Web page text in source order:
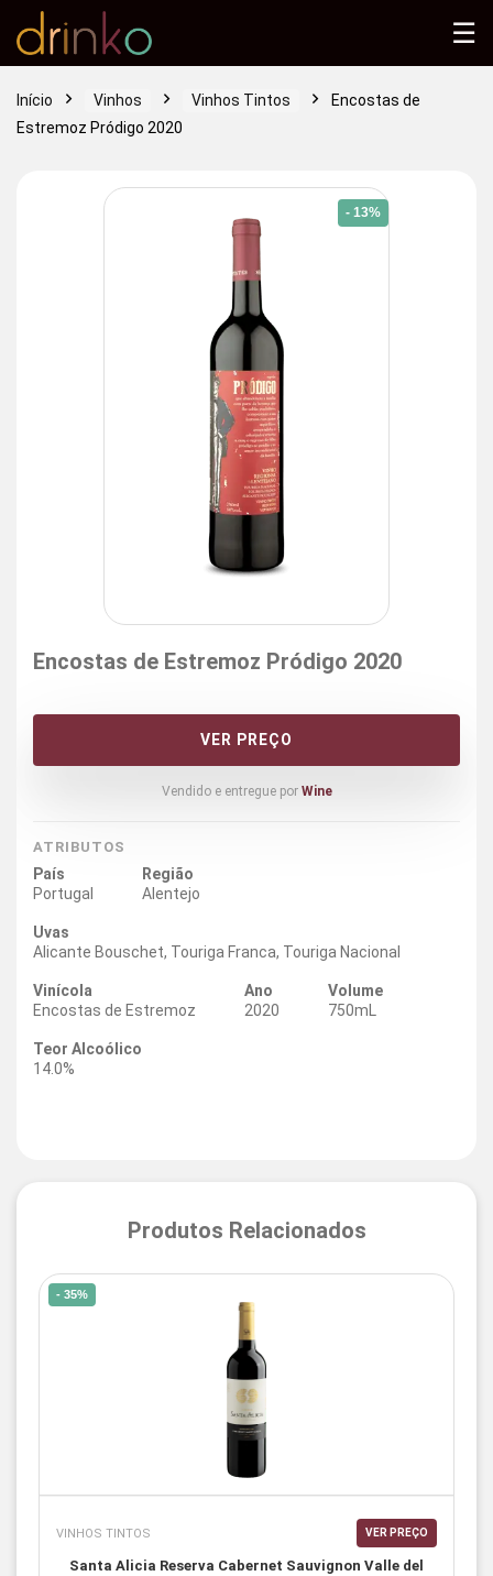
Início Vinhos Vinhos Tintos
Encostas de
Estremoz Pródigo 2020
- 13%
Encostas de Estremoz Pródigo 2020
VER PREÇO
Vendido e entregue por Wine
ATRIBUTOS
País
Portugal
Região
Alentejo
Uvas
Alicante Bouschet, Touriga Franca, Touriga Nacional
Vinícola
Encostas de Estremoz
Ano
2020
Volume
750mL
Teor Alcoólico
14.0%
Produtos Relacionados
- 35%
VINHOS TINTOS VER PREÇO
Santa Alicia Reserva Cabernet Sauvignon Valle del
☰